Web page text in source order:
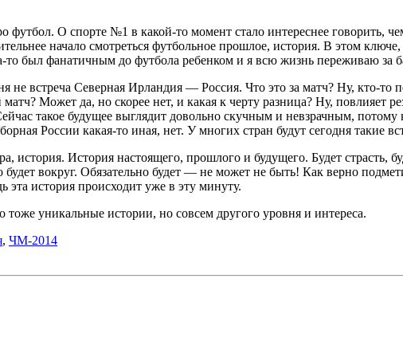
футбол. О спорте №1 в какой-то момент стало интереснее говорить,
начало смотреться футбольное прошлое, история. В этом
то был фанатичным до футбола ребенком и я всю жизнь переживаю за
не встреча Северная Ирландия — Россия. Что это за матч? Ну, кто-то
Может да, но скорее нет, и какая к черту разница? Ну, повлияет
такое будущее выглядит довольно скучным и невзрачным,
России какая-то иная, нет. У многих стран будут сегодня такие
история. История настоящего, прошлого и будущего. Будет страсть,
вокруг. Обязательно будет — не может не быть! Как верно
эта история происходит уже в эту минуту.
уникальные истории, но совсем другого уровня и интереса.
, ЧМ-2014